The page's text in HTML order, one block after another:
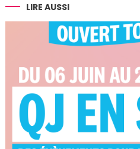
l’article
LIRE AUSSI